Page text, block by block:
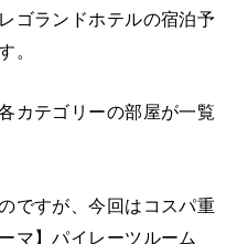
ゴランドホテルの宿泊予
。
カテゴリーの部屋が一覧
ですが、今回はコスパ重
マ】パイレーツルーム